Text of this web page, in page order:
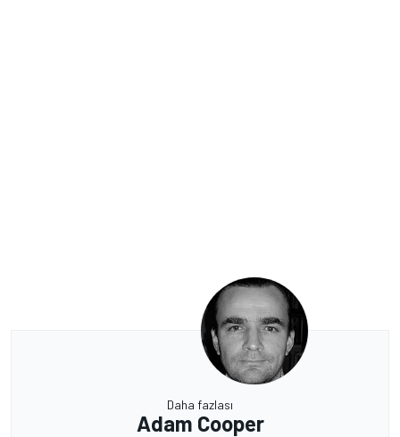
Daha fazlası
Adam Cooper